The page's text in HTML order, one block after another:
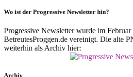
Wo ist der Progressive Newsletter hin?
Progressive Newsletter wurde im
BetreutesProggen.de vereinigt. Die alte
weiterhin als Archiv hier:
Archiv